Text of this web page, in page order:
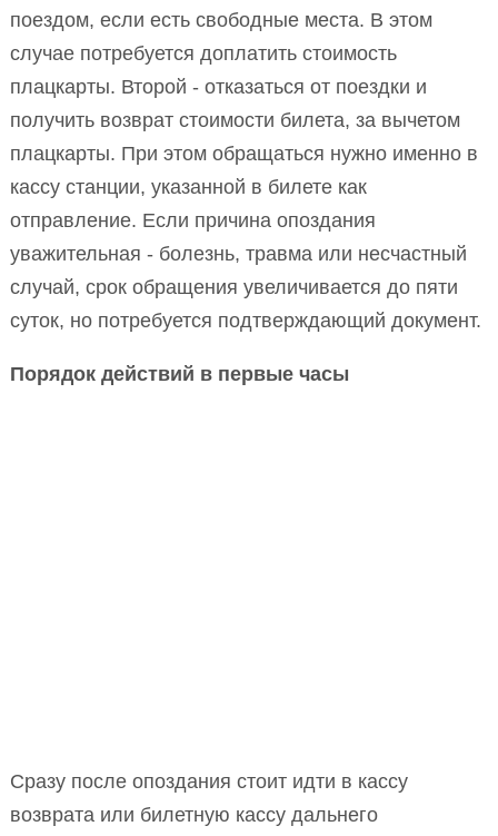
поездом, если есть свободные места. В этом
случае потребуется доплатить стоимость
плацкарты. Второй - отказаться от поездки и
получить возврат стоимости билета, за вычетом
плацкарты. При этом обращаться нужно именно в
кассу станции, указанной в билете как
отправление. Если причина опоздания
уважительная - болезнь, травма или несчастный
случай, срок обращения увеличивается до пяти
суток, но потребуется подтверждающий документ.
Порядок действий в первые часы
Сразу после опоздания стоит идти в кассу
возврата или билетную кассу дальнего